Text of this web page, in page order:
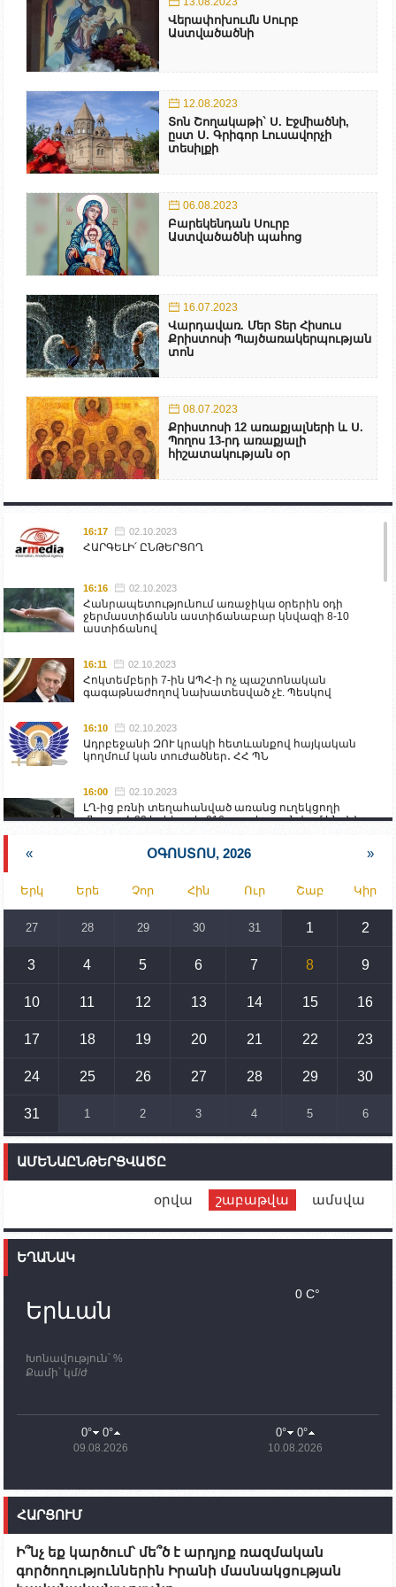
Վերափոխումն Սուրբ
Աստվածածնի
12.08.2023
Տոն Շողակաթի` Ս. Էջմիածնի,
ըստ Ս. Գրիգոր Լուսավորչի
տեսիլքի
06.08.2023
Բարեկենդան Սուրբ
Աստվածածնի պահոց
16.07.2023
Վարդավառ. Մեր Տեր Հիսուս
Քրիստոսի Պայծառակերպության
տոն
08.07.2023
Քրիստոսի 12 առաքյալների և Ս.
Պողոս 13-րդ առաքյալի
հիշատակության օր
16:17 02.10.2023
ՀԱՐԳԵԼԻ՛ ԸՆԹԵՐՑՈՂ
16:16 02.10.2023
Հանրապետությունում առաջիկա օրերին օդի
ջերմաստիճանն աստիճանաբար կնվազի 8-10
աստիճանով
16:11 02.10.2023
Հոկտեմբերի 7-ին ԱՊՀ-ի ոչ պաշտոնական
գագաթնաժողով նախատեսված չէ. Պեսկով
16:10 02.10.2023
Ադրբեջանի ԶՈՒ կրակի հետևանքով հայկական
կողմում կան տուժածներ․ ՀՀ ՊՆ
16:00 02.10.2023
ԼՂ-ից բռնի տեղահանված առանց ուղեկցողի
մնացած 20 երեխա և 216 տարեց գտնվում են ՀՀ
նախարարության հոգածության ներքո
Իրանը կողմ է տարածաշրջանի համար շահավետ
տրանսպորտային հաղորդակցությունների
զարգացմանը, սակայն ոչ՝ միջազգային
սահմանների փոփոխությանը
15:10 02.10.2023
սպառնալիքները կասեցնելու համար. իսպանացի
պատգամավորը Գորիսում է
14:54 02.10.2023
տեղակայված հայկական դիրքերի անձնակազմի
ունեն. կիպրոսցի խորհրդարանականը՝ Ալեն
Ֆրանսիայի ԱԳ նախարարը կայցելի Հայաստան
պատասխանատուներ կմնան ԼՂ-ում՝ մինչև
որոնողափրկարարական աշխատանքների
11:03
ՄԱԿ-ի առաքելությունը շատ, շատ, շատ օգտակար
Ադրբեջանի փոխվարչապետն այսօր կմեկնի
Ստեփանակերտ
10:07 02.10.2023
09:38 02.10.2023
Խումբն Արցախում կմնա` մինչև զոհվածների
« ՕԳՈՍՏՈՍ, 2026 »
Երկ Երե Չոր Հին Ուր Շաբ Կիր
27 28 29 30 31 1 2
3 4 5 6 7 8 9
10 11 12 13 14 15 16
17 18 19 20 21 22 23
24 25 26 27 28 29 30
31 1 2 3 4 5 6
ԱՄԵՆԱԸՆԹԵՐՑՎԱԾԸ
օրվա շաբաթվա ամսվա
ԵՂԱՆԱԿ
Երևան
Խոնավություն՝ %
Քամի՝ կմ/ժ
0 C°
0° 0°
09.08.2026
0° 0°
10.08.2026
ՀԱՐՑՈՒՄ
Ի՞նչ եք կարծում՝ մե՞ծ է արդյոք ռազմական
գործողություններին Իրանի մասնակցության